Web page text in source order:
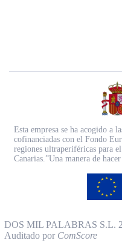
Esta empresa se ha acogido a
cofinanciadas con el Fondo
regiones ultraperiféricas para
Canarias.”Una manera de
DOS MIL PALABRAS S.L.
Auditado por ComScore